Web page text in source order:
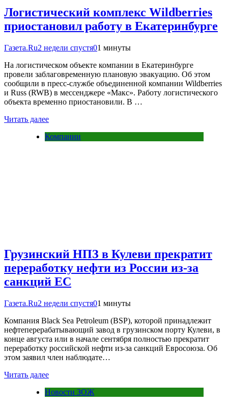
Логистический комплекс Wildberries
приостановил работу в Екатеринбурге
Газета.Ru2 недели спустя01 минуты
На логистическом объекте компании в Екатеринбурге
провели заблаговременную плановую эвакуацию. Об этом
сообщили в пресс-службе объединенной компании Wildberries
и Russ (RWB) в мессенджере «Макс». Работу логистического
объекта временно приостановили. В …
Читать далее
Компании
Грузинский НПЗ в Кулеви прекратит
переработку нефти из России из-за
санкций ЕС
Газета.Ru2 недели спустя01 минуты
Компания Black Sea Petroleum (BSP), которой принадлежит
нефтеперерабатывающий завод в грузинском порту Кулеви, в
конце августа или в начале сентября полностью прекратит
переработку российской нефти из-за санкций Евросоюза. Об
этом заявил член наблюдате…
Читать далее
Новости ЗОЖ